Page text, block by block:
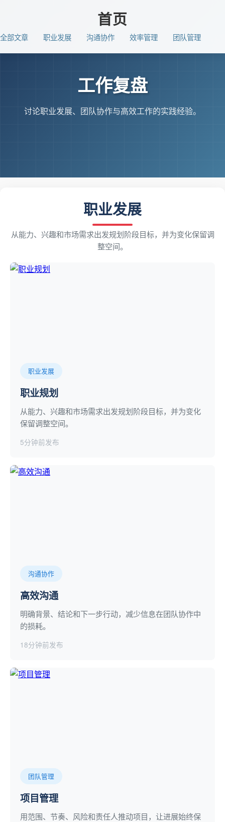
首页
全部文章 职业发展 沟通协作 效率管理 团队管理
工作复盘
讨论职业发展、团队协作与高效工作的实践经验。
职业发展
从能力、兴趣和市场需求出发规划阶段目标，并为变化保留调
整空间。
职业发展
职业规划
从能力、兴趣和市场需求出发规划阶段目标，并为变化
保留调整空间。
5分钟前发布
沟通协作
高效沟通
明确背景、结论和下一步行动，减少信息在团队协作中
的损耗。
18分钟前发布
团队管理
项目管理
用范围、节奏、风险和责任人推动项目，让进展始终保